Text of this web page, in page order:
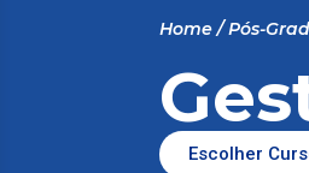
Home/Pós-
Escolher